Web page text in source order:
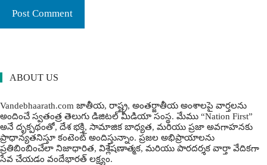
ABOUT US
Vandebhaarath.com జాతీయ, రాష్ట్ర, అంతర్జాతీయ అంశాలపై వార్తలను
అందించే స్వతంత్ర తెలుగు డిజిటల్ మీడియా సంస్థ. మేము “Nation First”
అనే దృక్పథంతో, దేశ భక్తి, సామాజిక బాధ్యత, మరియు ప్రజా అవగాహనకు
ప్రాధాన్యతనిస్తూ కంటెంట్ అందిస్తున్నాం. ప్రజల అభిప్రాయాలను
ప్రతిబింబించేలా నిజాధారిత, విశ్లేషణాత్మక, మరియు పారదర్శక వార్తా వేదికగా
సేవ చేయడం వందేభార‌త్ ల‌క్ష్యం.